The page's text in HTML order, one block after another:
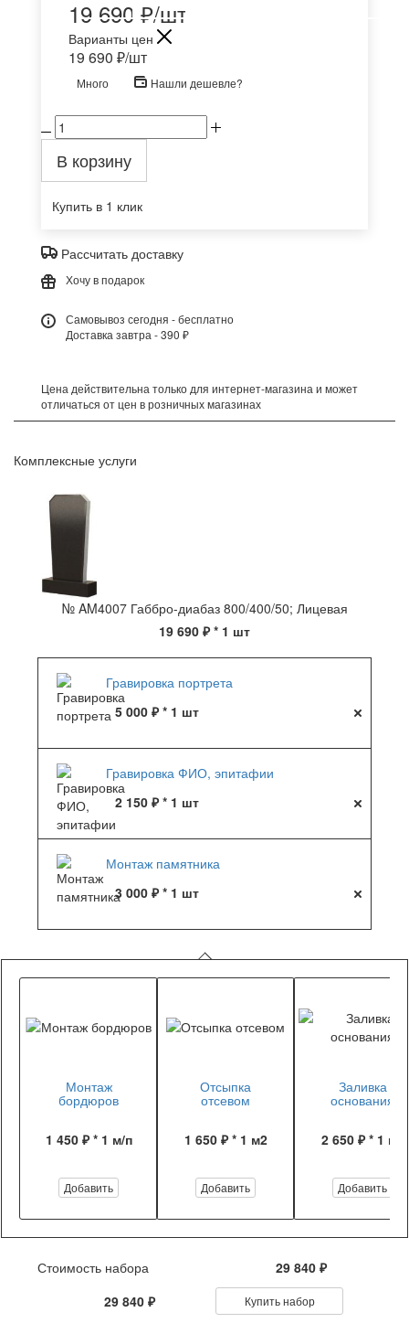
19 690 ₽/шт
Варианты цен
19 690 ₽/шт
Много Нашли дешевле?
В корзину
Купить в 1 клик
Рассчитать доставку
Хочу в подарок
Самовывоз сегодня - бесплатно
Доставка завтра - 390 ₽
Цена действительна только для интернет-магазина и может
отличаться от цен в розничных магазинах
Комплексные услуги
№ AM4007 Габбро-диабаз 800/400/50; Лицевая
19 690 ₽* 1 шт
Гравировка портрета
5 000 ₽ * 1 шт
Гравировка ФИО, эпитафии
2 150 ₽ * 1 шт
Монтаж памятника
3 000 ₽ * 1 шт
Монтаж
бордюров
1 450 ₽ * 1 м/п
Добавить
Отсыпка
отсевом
1 650 ₽ * 1 м2
Добавить
Заливка
основания
2 650 ₽ * 1 м2
Добавить
Стоимость набора
29 840 ₽
29 840 ₽
Купить набор